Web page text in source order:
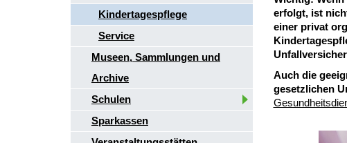
Kindertagespflege
Service
Museen, Sammlungen und
Archive
Schulen
Sparkassen
erfolgt, ist
einer privat
Auch die
gesetzlichen